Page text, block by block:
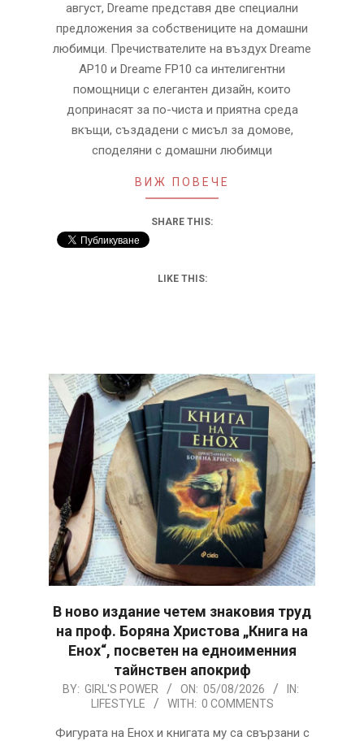
август, Dreame представя две специални
предложения за собствениците на домашни
любимци. Пречиствателите на въздух Dreame
AP10 и Dreame FP10 са интелигентни
помощници с елегантен дизайн, които
допринасят за по-чиста и приятна среда
вкъщи, създадени с мисъл за домове,
споделяни с домашни любимци
ВИЖ ПОВЕЧЕ
SHARE THIS:
LIKE THIS:
В ново издание четем знаковия труд
на проф. Боряна Христова „Книга на
Енох“, посветен на едноименния
тайнствен апокриф
2026-
05
BY: GIRL'S POWER ON: 05/08/2026
IN:
LIFESTYLE
WITH: 0 COMMENTS
Фигурата на Енох и книгата му са свързани с